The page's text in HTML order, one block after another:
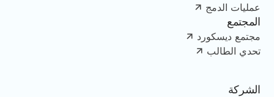
عمليات الدمج
المجتمع
مجتمع ديسكورد
تحدي الطالب
الشركة